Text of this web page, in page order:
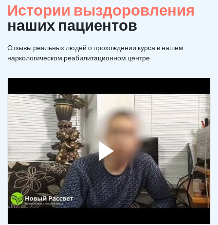
Истории выздоровления
наших пациентов
Отзывы реальных людей о прохождении курса в нашем
наркологическом реабилитационном центре